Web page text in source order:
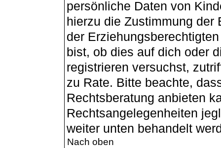
persönliche Daten von
hierzu die Zustimmung der
der
bist, ob dies auf dich oder
registrieren versuchst,
zu Rate. Bitte beachte,
Rechtsberatung anbieten
Rechtsangelegenheiten
weiter unten behandelt
Nach oben